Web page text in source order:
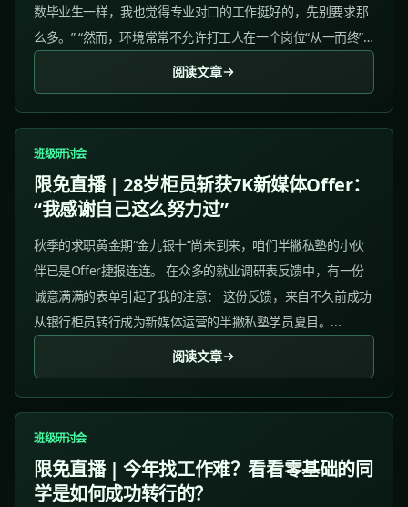
数毕业生一样，我也觉得专业对口的工作挺好的，先别要求那
么多。” “然而，环境常常不允许打工人在一个岗位“从一而终”
——由于行业不景气和公司人事的变动，去年我被调岗到了一
个不熟悉的新岗位。”...
阅读文章
班级研讨会
限免直播 | 28岁柜员斩获7K新媒体Offer：
“我感谢自己这么努力过”
秋季的求职黄金期“金九银十”尚未到来，咱们半撇私塾的小伙
伴已是Offer捷报连连。 在众多的就业调研表反馈中，有一份
诚意满满的表单引起了我的注意： 这份反馈，来自不久前成功
从银行柜员转行成为新媒体运营的半撇私塾学员夏目。...
阅读文章
班级研讨会
限免直播 | 今年找工作难？看看零基础的同
学是如何成功转行的？